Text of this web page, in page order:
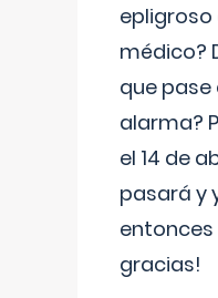
médico?
que
alarma?
el 14 de
pasará y
entonces
gracias!